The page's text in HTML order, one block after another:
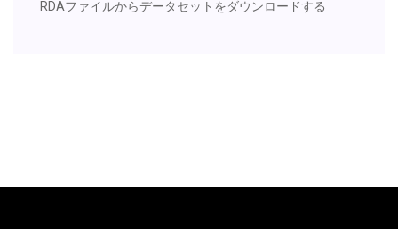
RDAファイルからデータセットをダウンロードする